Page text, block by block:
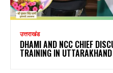
उत्तराखंड
DHAMI AND NCC CHIEF
TRAINING IN UTTARAKHAND